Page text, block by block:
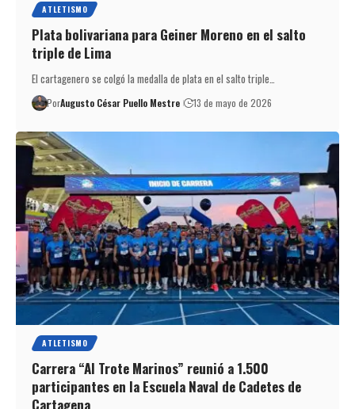
ATLETISMO
Plata bolivariana para Geiner Moreno en el salto
triple de Lima
El cartagenero se colgó la medalla de plata en el salto triple…
PorAugusto César Puello Mestre 13 de mayo de 2026
ATLETISMO
Carrera “Al Trote Marinos” reunió a 1.500
participantes en la Escuela Naval de Cadetes de
Cartagena